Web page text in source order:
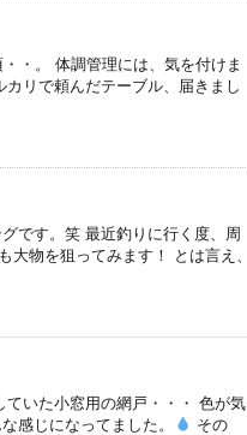
・。 体調管理には、気を付けま
リで頼んだテーブル、届きまし
です。笑 最近釣りに行く度、周
大物を狙ってみます！ とは言え、
いた小窓用の網戸・・・ 色が気
感じになってました。
その